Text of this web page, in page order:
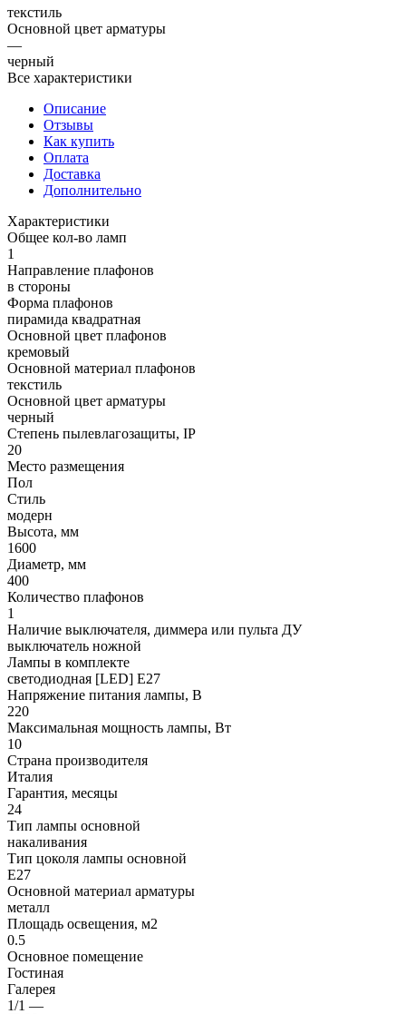
текстиль
Основной цвет арматуры
—
черный
Все характеристики
Описание
Отзывы
Как купить
Оплата
Доставка
Дополнительно
Характеристики
Общее кол-во ламп
1
Направление плафонов
в стороны
Форма плафонов
пирамида квадратная
Основной цвет плафонов
кремовый
Основной материал плафонов
текстиль
Основной цвет арматуры
черный
Степень пылевлагозащиты, IP
20
Место размещения
Пол
Стиль
модерн
Высота, мм
1600
Диаметр, мм
400
Количество плафонов
1
Наличие выключателя, диммера или пульта ДУ
выключатель ножной
Лампы в комплекте
светодиодная [LED] E27
Напряжение питания лампы, В
220
Максимальная мощность лампы, Вт
10
Страна производителя
Италия
Гарантия, месяцы
24
Тип лампы основной
накаливания
Тип цоколя лампы основной
E27
Основной материал арматуры
металл
Площадь освещения, м2
0.5
Основное помещение
Гостиная
Галерея
1/1 —